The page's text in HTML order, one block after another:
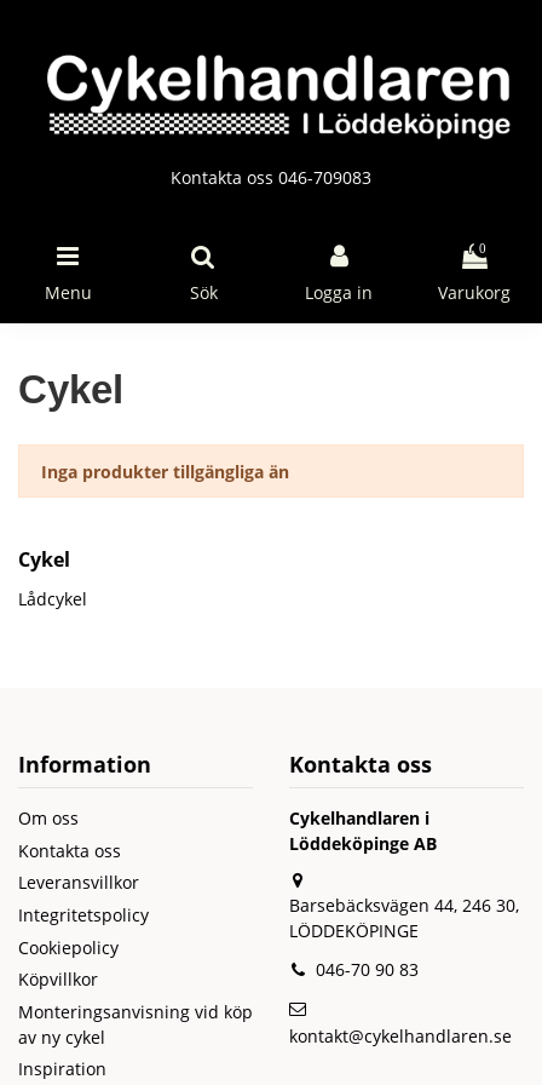
Kontakta oss 046-709083
Menu Sök Logga in
0
Varukorg
Cykel
Inga produkter tillgängliga än
Cykel
Lådcykel
Information
Om oss
Kontakta oss
Leveransvillkor
Integritetspolicy
Cookiepolicy
Köpvillkor
Monteringsanvisning vid köp
av ny cykel
Inspiration
Kontakta oss
Cykelhandlaren i
Löddeköpinge AB
Barsebäcksvägen 44, 246 30,
LÖDDEKÖPINGE
046-70 90 83
kontakt@cykelhandlaren.se